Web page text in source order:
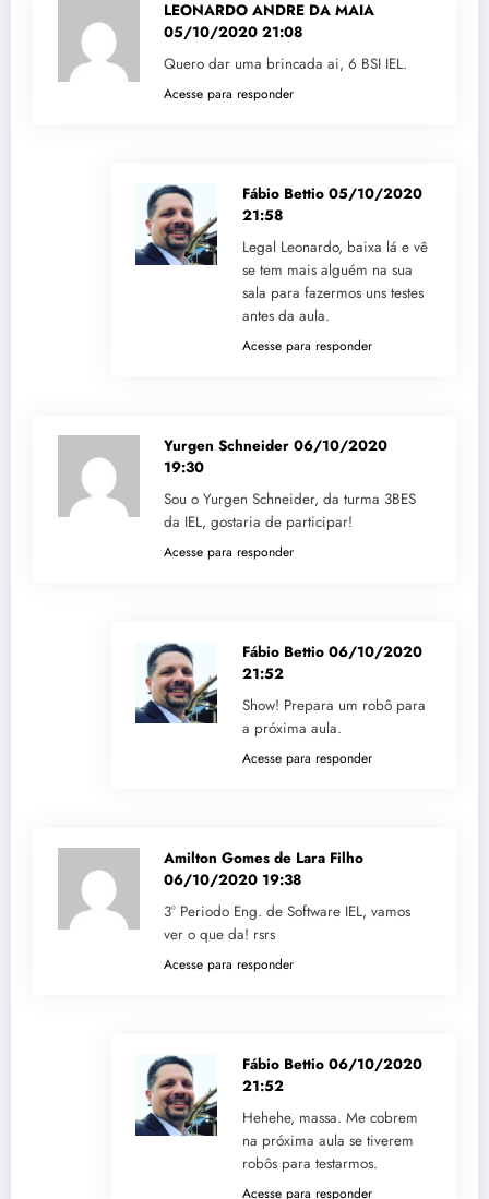
LEONARDO ANDRE DA MAIA
05/10/2020 21:08
Quero dar uma brincada ai, 6 BSI IEL.
Acesse para responder
Fábio Bettio 05/10/2020
21:58
Legal Leonardo, baixa lá e vê
se tem mais alguém na sua
sala para fazermos uns testes
antes da aula.
Acesse para responder
Yurgen Schneider 06/10/2020
19:30
Sou o Yurgen Schneider, da turma 3BES
da IEL, gostaria de participar!
Acesse para responder
Fábio Bettio 06/10/2020
21:52
Show! Prepara um robô para
a próxima aula.
Acesse para responder
Amilton Gomes de Lara Filho
06/10/2020 19:38
3° Periodo Eng. de Software IEL, vamos
ver o que da! rsrs
Acesse para responder
Fábio Bettio 06/10/2020
21:52
Hehehe, massa. Me cobrem
na próxima aula se tiverem
robôs para testarmos.
Acesse para responder